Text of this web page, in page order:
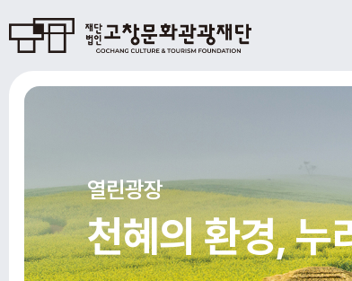
열린광장
천혜의 환경, 누